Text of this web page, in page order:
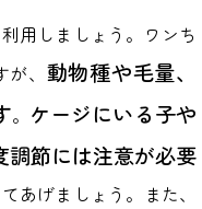
用しましょう。ワンち
、 動物種や毛量、
。 ケージにいる子や
調節には注意が必要
あげましょう。また、